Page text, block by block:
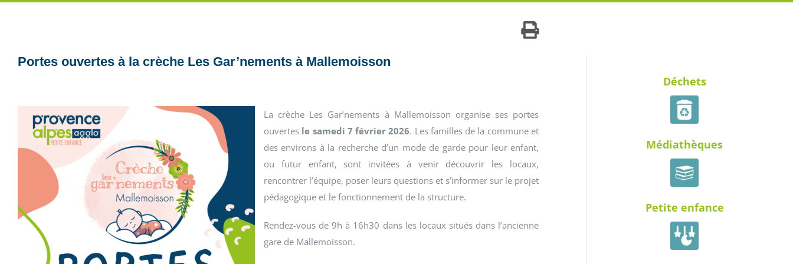
Portes ouvertes à la crèche Les Gar’nements à Mallemoisson
La crèche Les Gar’nements à Mallemoisson organise ses portes
ouvertes le samedi 7 février 2026. Les familles de la commune et
des environs à la recherche d’un mode de garde pour leur enfant,
ou futur enfant, sont invitées à venir découvrir les locaux,
rencontrer l’équipe, poser leurs questions et s’informer sur le projet
pédagogique et le fonctionnement de la structure.
Rendez-vous de 9h à 16h30 dans les locaux situés dans l’ancienne
gare de Mallemoisson.
Déchets
Médiathèques
Petite enfance